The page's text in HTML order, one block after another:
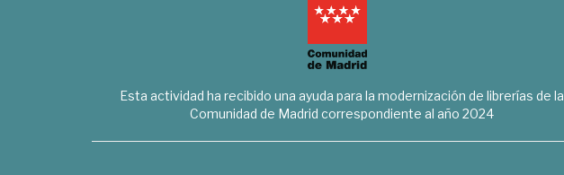
Esta actividad ha recibido una ayuda para la modernización de librerías de la
Comunidad de Madrid correspondiente al año 2024